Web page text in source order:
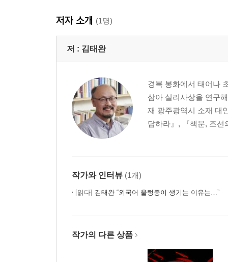
우리 학문을 외국에 전하겠다는 포부
문법은 한 세계의 체계를 이해하는 일
언어의 유형별 특성: 고립어, 포합어, 교착어, 굴절
인도-유럽어를 공부하려면
인도-유럽어와 한국어의 차이
끝까지 들어봐야 하는 한국어
한국어 운문문학은 운보다 율을 중시한다
압운이 중요한 한시와 유럽의 시
필담, 한자 문화권의 독특한 교류 방식
한문 공부의 첫걸음, 갈래를 파악하라
저자 소개 (1명)
저 : 김태완
경북 봉화에서 태어나
삼아 실리사상을 연구
재 광주광역시 소재 대
답하라』, 『책문, 조선
작가와 인터뷰 (1개)
[읽다] 김태완 “외국어 울렁증이 생기는 이유는…”
작가의 다른 상품